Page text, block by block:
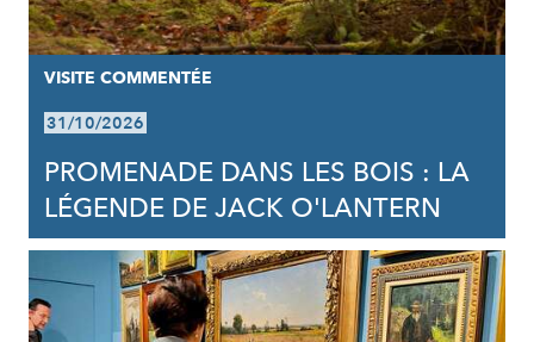
VISITE COMMENTÉE
31/10/2026
PROMENADE DANS LES BOIS : LA
LÉGENDE DE JACK O'LANTERN